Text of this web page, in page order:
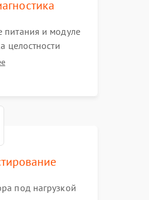
питания и модуле
целостности
(LCD).
под нагрузкой